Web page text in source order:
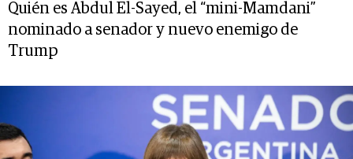
Quién es Abdul El-Sayed, el “mini-Mamdani”
nominado a senador y nuevo enemigo de
Trump